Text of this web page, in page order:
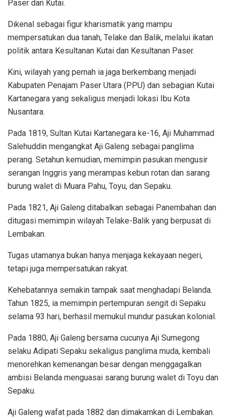
Paser dan Kutai.
Dikenal sebagai figur kharismatik yang mampu
mempersatukan dua tanah, Telake dan Balik, melalui ikatan
politik antara Kesultanan Kutai dan Kesultanan Paser.
Kini, wilayah yang pernah ia jaga berkembang menjadi
Kabupaten Penajam Paser Utara (PPU) dan sebagian Kutai
Kartanegara yang sekaligus menjadi lokasi Ibu Kota
Nusantara.
Pada 1819, Sultan Kutai Kartanegara ke-16, Aji Muhammad
Salehuddin mengangkat Aji Galeng sebagai panglima
perang. Setahun kemudian, memimpin pasukan mengusir
serangan Inggris yang merampas kebun rotan dan sarang
burung walet di Muara Pahu, Toyu, dan Sepaku.
Pada 1821, Aji Galeng ditabalkan sebagai Panembahan dan
ditugasi memimpin wilayah Telake-Balik yang berpusat di
Lembakan.
Tugas utamanya bukan hanya menjaga kekayaan negeri,
tetapi juga mempersatukan rakyat.
Kehebatannya semakin tampak saat menghadapi Belanda.
Tahun 1825, ia memimpin pertempuran sengit di Sepaku
selama 93 hari, berhasil memukul mundur pasukan kolonial.
Pada 1880, Aji Galeng bersama cucunya Aji Sumegong
selaku Adipati Sepaku sekaligus panglima muda, kembali
menorehkan kemenangan besar dengan menggagalkan
ambisi Belanda menguasai sarang burung walet di Toyu dan
Sepaku.
Aji Galeng wafat pada 1882 dan dimakamkan di Lembakan.